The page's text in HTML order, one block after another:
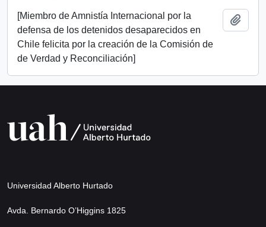
[Miembro de Amnistía Internacional por la
defensa de los detenidos desaparecidos en
Chile felicita por la creación de la Comisión de
de Verdad y Reconciliación]
Universidad Alberto Hurtado
Avda. Bernardo O’Higgins 1825